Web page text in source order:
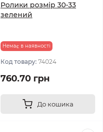
Ролики розмір 30-33
зелений
Немає в наявності
Код товару: 74024
760.70 грн
До кошика